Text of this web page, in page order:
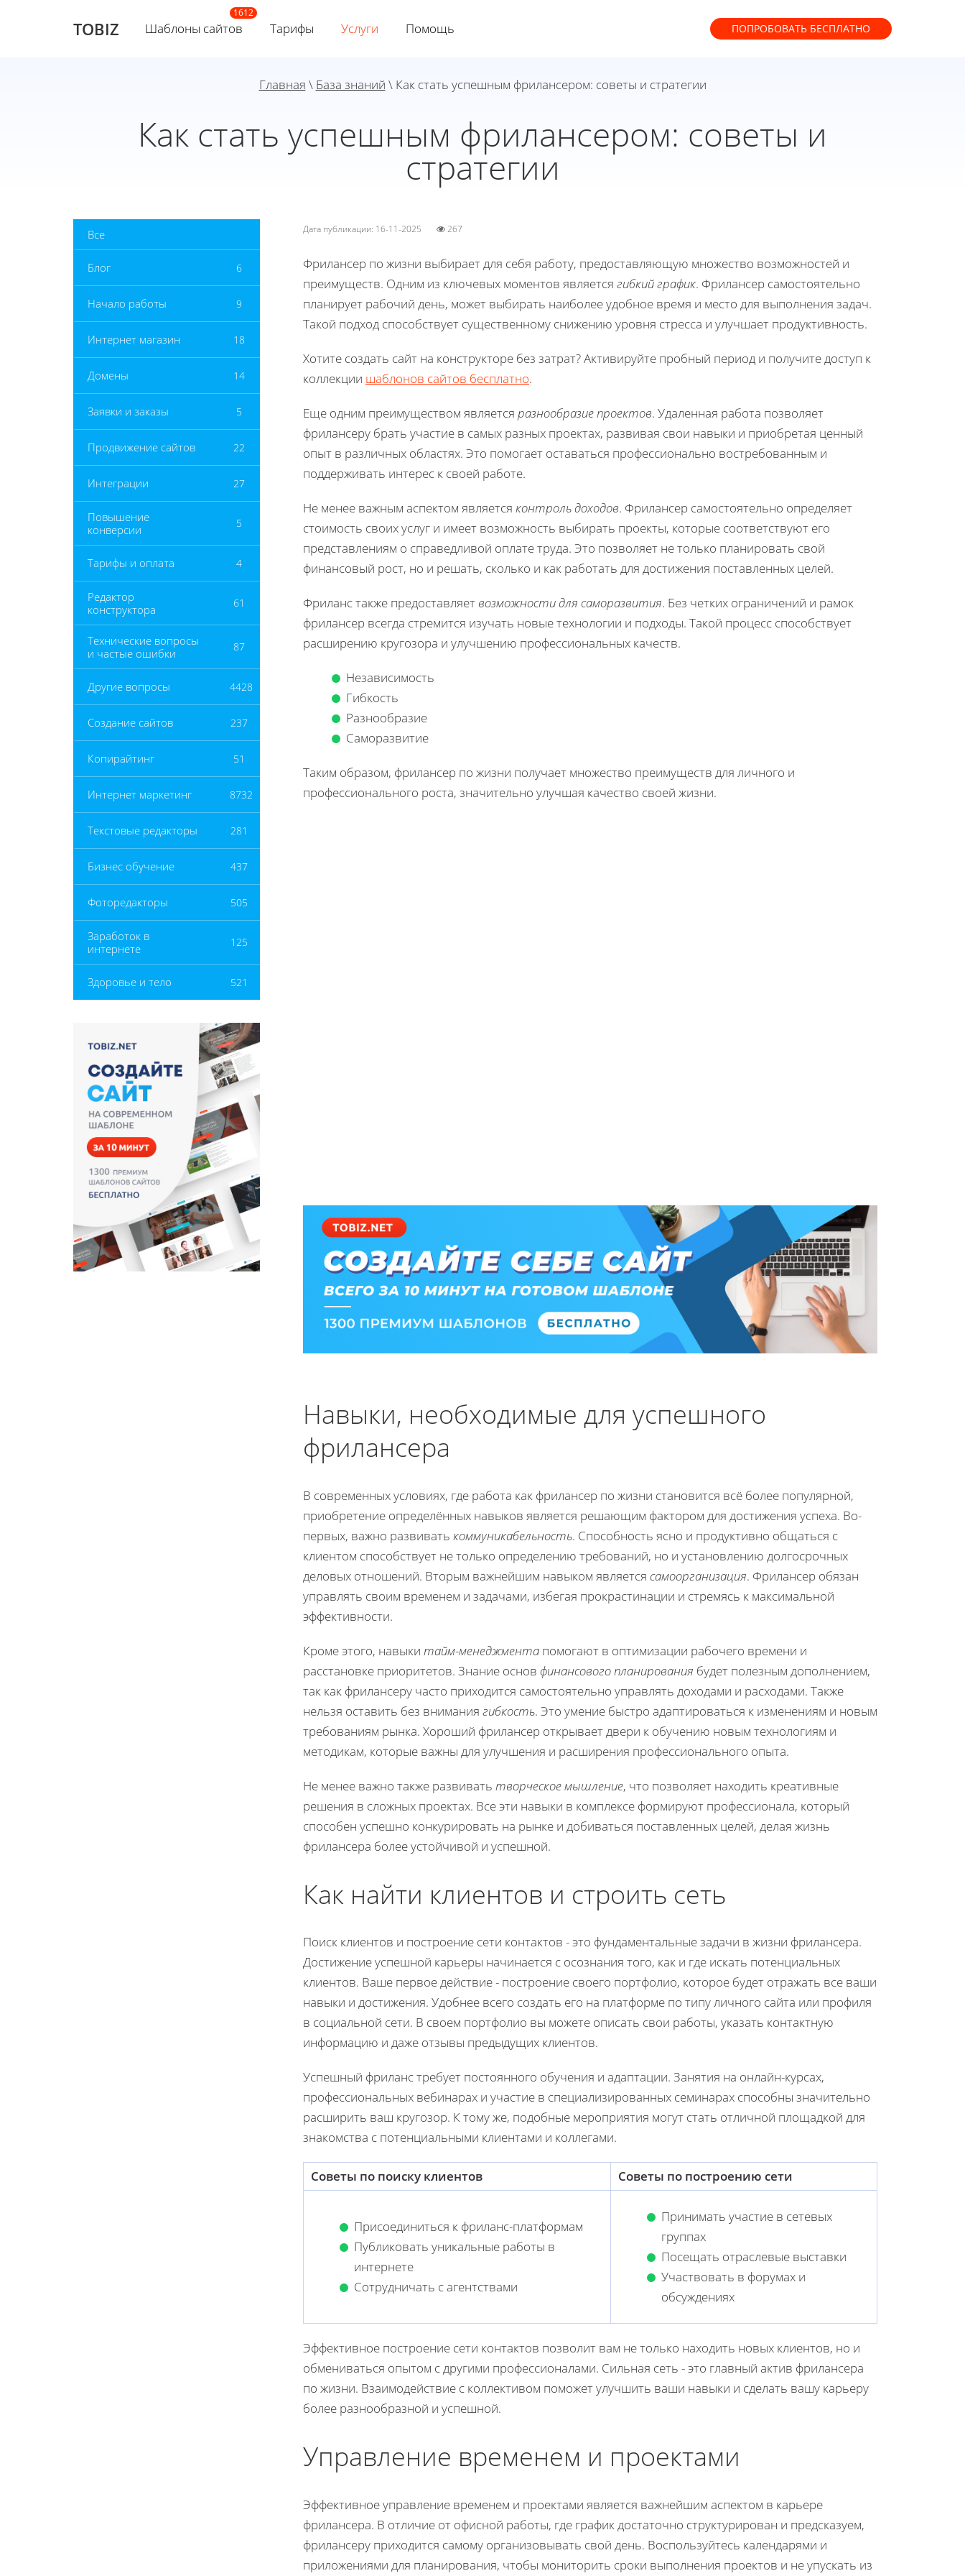
TOBIZ Шаблоны сайтов Тарифы Услуги Помощь ПОПРОБОВАТЬ БЕСПЛАТНО
Главная \ База знаний \ Как стать успешным фрилансером: советы и стратегии
Как стать успешным фрилансером: советы и
стратегии
Все
Блог 6
Начало работы 9
Интернет магазин 18
Домены 14
Заявки и заказы 5
Продвижение сайтов 22
Интеграции 27
Повышение
конверсии
5
Тарифы и оплата 4
Редактор
конструктора
61
Технические вопросы
и частые ошибки
87
Другие вопросы 4428
Создание сайтов 237
Копирайтинг 51
Интернет маркетинг 8732
Текстовые редакторы 281
Бизнес обучение 437
Фоторедакторы 505
Заработок в
интернете
125
Здоровье и тело 521
Дата публикации: 16-11-2025 267
Фрилансер по жизни выбирает для себя работу, предоставляющую множество возможностей и
преимуществ. Одним из ключевых моментов является гибкий график. Фрилансер самостоятельно
планирует рабочий день, может выбирать наиболее удобное время и место для выполнения задач.
Такой подход способствует существенному снижению уровня стресса и улучшает продуктивность.
Хотите создать сайт на конструкторе без затрат? Активируйте пробный период и получите доступ к
коллекции шаблонов сайтов бесплатно.
Еще одним преимуществом является разнообразие проектов. Удаленная работа позволяет
фрилансеру брать участие в самых разных проектах, развивая свои навыки и приобретая ценный
опыт в различных областях. Это помогает оставаться профессионально востребованным и
поддерживать интерес к своей работе.
Не менее важным аспектом является контроль доходов. Фрилансер самостоятельно определяет
стоимость своих услуг и имеет возможность выбирать проекты, которые соответствуют его
представлениям о справедливой оплате труда. Это позволяет не только планировать свой
финансовый рост, но и решать, сколько и как работать для достижения поставленных целей.
Фриланс также предоставляет возможности для саморазвития. Без четких ограничений и рамок
фрилансер всегда стремится изучать новые технологии и подходы. Такой процесс способствует
расширению кругозора и улучшению профессиональных качеств.
Независимость
Гибкость
Разнообразие
Саморазвитие
Таким образом, фрилансер по жизни получает множество преимуществ для личного и
профессионального роста, значительно улучшая качество своей жизни.
Навыки, необходимые для успешного
фрилансера
В современных условиях, где работа как фрилансер по жизни становится всё более популярной,
приобретение определённых навыков является решающим фактором для достижения успеха. Во-
первых, важно развивать коммуникабельность. Способность ясно и продуктивно общаться с
клиентом способствует не только определению требований, но и установлению долгосрочных
деловых отношений. Вторым важнейшим навыком является самоорганизация. Фрилансер обязан
управлять своим временем и задачами, избегая прокрастинации и стремясь к максимальной
эффективности.
Кроме этого, навыки тайм-менеджмента помогают в оптимизации рабочего времени и
расстановке приоритетов. Знание основ финансового планирования будет полезным дополнением,
так как фрилансеру часто приходится самостоятельно управлять доходами и расходами. Также
нельзя оставить без внимания гибкость. Это умение быстро адаптироваться к изменениям и новым
требованиям рынка. Хороший фрилансер открывает двери к обучению новым технологиям и
методикам, которые важны для улучшения и расширения профессионального опыта.
Не менее важно также развивать творческое мышление, что позволяет находить креативные
решения в сложных проектах. Все эти навыки в комплексе формируют профессионала, который
способен успешно конкурировать на рынке и добиваться поставленных целей, делая жизнь
фрилансера более устойчивой и успешной.
Как найти клиентов и строить сеть
Поиск клиентов и построение сети контактов - это фундаментальные задачи в жизни фрилансера.
Достижение успешной карьеры начинается с осознания того, как и где искать потенциальных
клиентов. Ваше первое действие - построение своего портфолио, которое будет отражать все ваши
навыки и достижения. Удобнее всего создать его на платформе по типу личного сайта или профиля
в социальной сети. В своем портфолио вы можете описать свои работы, указать контактную
информацию и даже отзывы предыдущих клиентов.
Успешный фриланс требует постоянного обучения и адаптации. Занятия на онлайн-курсах,
профессиональных вебинарах и участие в специализированных семинарах способны значительно
расширить ваш кругозор. К тому же, подобные мероприятия могут стать отличной площадкой для
знакомства с потенциальными клиентами и коллегами.
Советы по поиску клиентов Советы по построению сети
Присоединиться к фриланс-платформам
Публиковать уникальные работы в
интернете
Сотрудничать с агентствами
Принимать участие в сетевых
группах
Посещать отраслевые выставки
Участвовать в форумах и
обсуждениях
Эффективное построение сети контактов позволит вам не только находить новых клиентов, но и
обмениваться опытом с другими профессионалами. Сильная сеть - это главный актив фрилансера
по жизни. Взаимодействие с коллективом поможет улучшить ваши навыки и сделать вашу карьеру
более разнообразной и успешной.
Управление временем и проектами
Эффективное управление временем и проектами является важнейшим аспектом в карьере
фрилансера. В отличие от офисной работы, где график достаточно структурирован и предсказуем,
фрилансеру приходится самому организовывать свой день. Воспользуйтесь календарями и
приложениями для планирования, чтобы мониторить сроки выполнения проектов и не упускать из